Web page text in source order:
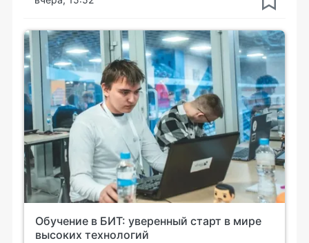
Обучение в БИТ: уверенный старт в мире
высоких технологий